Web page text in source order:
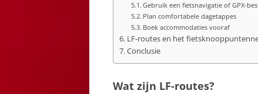
Gebruik een fietsnavigatie of GPX-
Plan comfortabele dagetappes
Boek accommodaties vooraf
LF-routes en het
Conclusie
Wat zijn LF-routes?